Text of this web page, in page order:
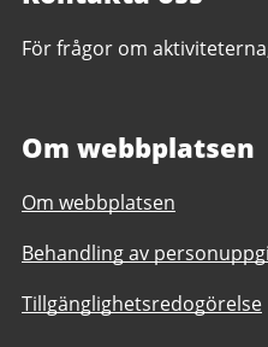
För frågor om
Om webbplatsen
Om webbplatsen
Behandling av
Tillgänglighetsredogörelse